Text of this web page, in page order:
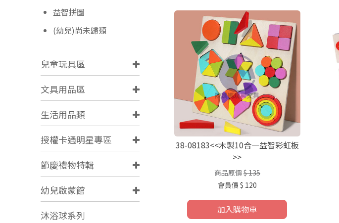
益智拼圖
(幼兒)尚未歸類
兒童玩具區
文具用品區
生活用品類
授權卡通明星專區
節慶禮物特輯
幼兒啟蒙館
沐浴球系列
38-08183<<木製10合一益智彩虹板
>>
商品原價 $ 135
會員價 $ 120
加入購物車